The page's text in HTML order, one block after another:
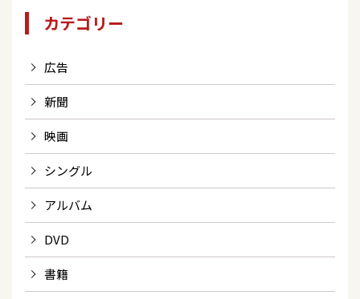
カテゴリー
広告
新聞
映画
シングル
アルバム
DVD
書籍